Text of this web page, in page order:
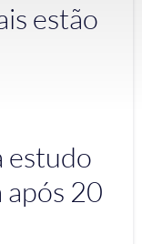
estão
estudo
20